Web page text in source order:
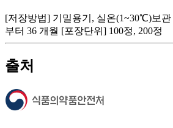
[저장방법] 기밀용기, 실온(1~30℃)보
부터 36 개월 [포장단위] 100정, 200정
출처